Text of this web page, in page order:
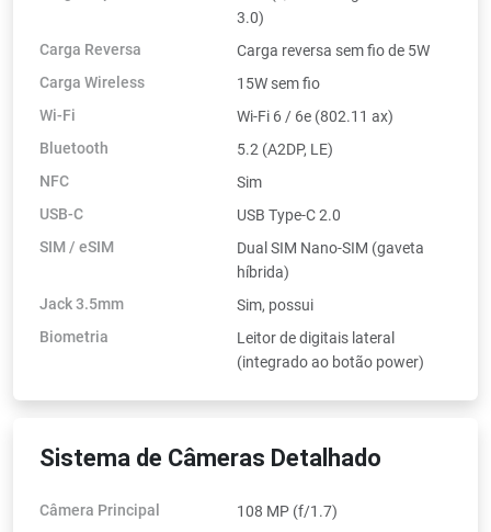
3.0)
Carga Reversa
Carga reversa sem fio de 5W
Carga Wireless
15W sem fio
Wi-Fi
Wi-Fi 6 / 6e (802.11 ax)
Bluetooth
5.2 (A2DP, LE)
NFC
Sim
USB-C
USB Type-C 2.0
SIM / eSIM
Dual SIM Nano-SIM (gaveta
híbrida)
Jack 3.5mm
Sim, possui
Biometria
Leitor de digitais lateral
(integrado ao botão power)
Sistema de Câmeras Detalhado
Câmera Principal
108 MP (f/1.7)